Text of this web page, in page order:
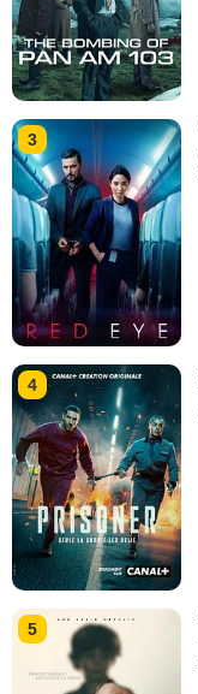
3
4
5